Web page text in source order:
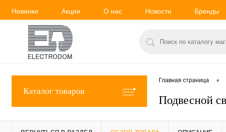
Новинки Акции О нас Новости Бренды
Каталог товаров
Главная страница •
Подвесной